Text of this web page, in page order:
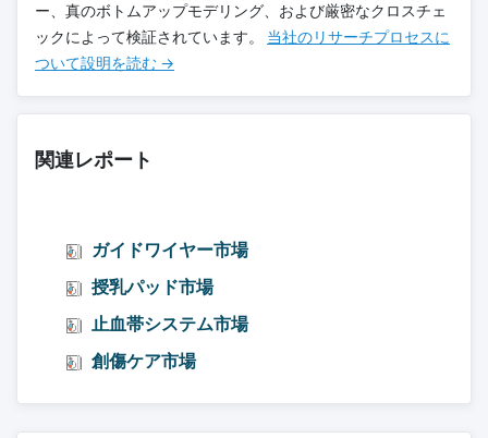
ー、真のボトムアップモデリング、および厳密なクロスチェ
ックによって検証されています。 当社のリサーチプロセスに
ついて設明を読む →
関連レポート
ガイドワイヤー市場
授乳パッド市場
止血帯システム市場
創傷ケア市場